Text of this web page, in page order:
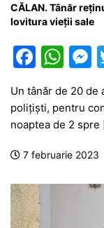
CĂLAN. Tânăr
lovitura vieții sale
F
c
e
b
o
o
k
W
at
s
A
p
p
s
s
e
n
Un tânăr de 20 de
poliţişti, pentru
noaptea de 2
7 februarie 2023